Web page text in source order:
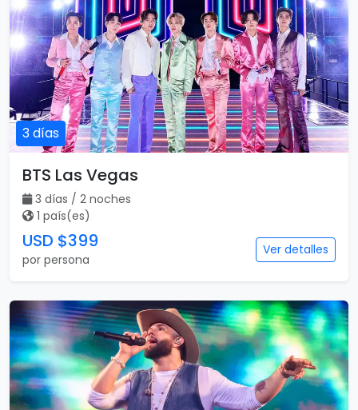
3 días
BTS Las Vegas
3 días / 2 noches
1 país(es)
USD $399
por persona
Ver detalles